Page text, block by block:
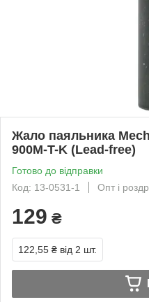
Жало паяльника
900M-T-K (Lead-free)
Готово до відправки
Код: 13-0531-1
Опт і
129 ₴
122,55 ₴ від 2 шт.